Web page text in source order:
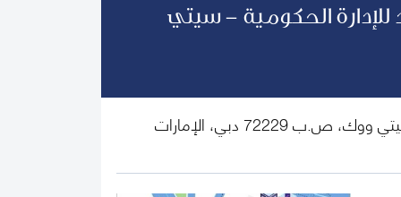
الحكومية - سيتي
الطابق الأول، ذا كورت يارد، سيتي ووك، ص.ب 72229 دبي، الإمارات